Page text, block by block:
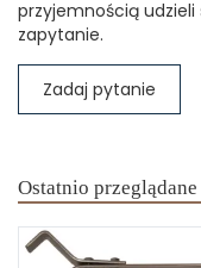
przyjemnością udzieli
zapytanie.
Zadaj pytanie
Ostatnio